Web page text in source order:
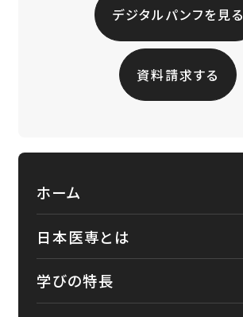
デジタルパンフを見る
資料請求する
ホーム
日本医専とは
学びの特長